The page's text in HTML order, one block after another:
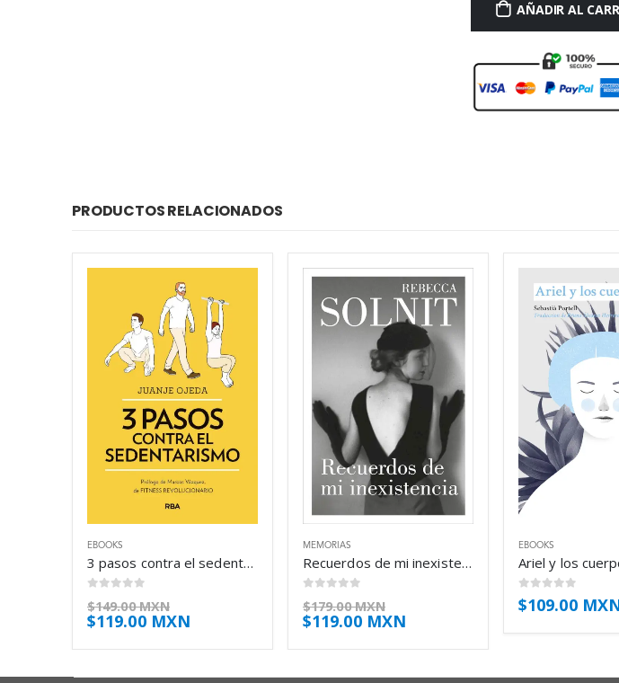
AÑADIR AL
PRODUCTOS RELACIONADOS
EBOOKS
3 pasos contra el sedentarismo – Juanje Ojeda
$149.00 MXN
$119.00 MXN
MEMORIAS
Recuerdos de mi inexistencia – Rebecca Solnit
$179.00 MXN
$119.00 MXN
EBOOKS
0out of 5
$109.00